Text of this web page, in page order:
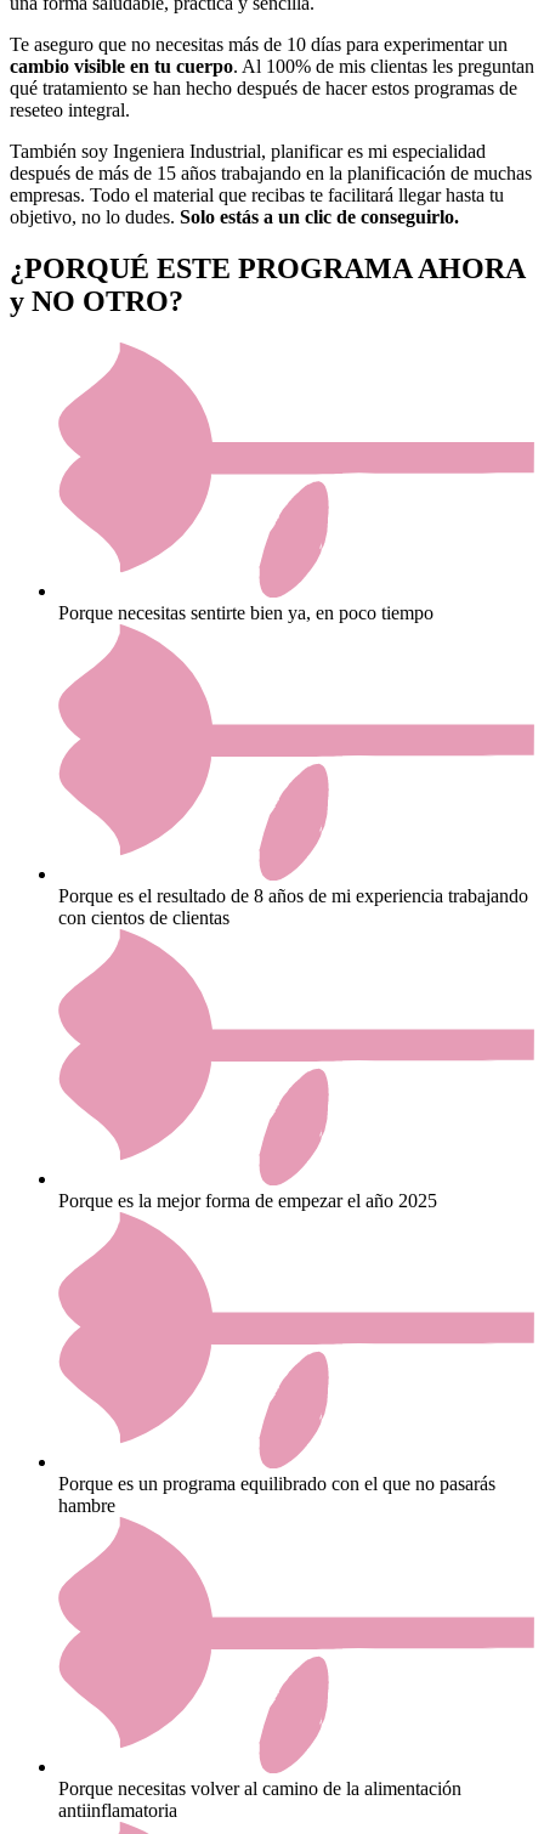
Te aseguro que no necesitas más de 10 días para experimentar un
cambio visible en tu cuerpo. Al 100% de mis clientas les preguntan
qué tratamiento se han hecho después de hacer estos programas de
reseteo integral.
También soy Ingeniera Industrial, planificar es mi especialidad
después de más de 15 años trabajando en la planificación de muchas
empresas. Todo el material que recibas te facilitará llegar hasta tu
objetivo, no lo dudes. Solo estás a un clic de conseguirlo.
¿PORQUÉ ESTE PROGRAMA AHORA
y NO OTRO?
Porque necesitas sentirte bien ya, en poco tiempo
Porque es el resultado de 8 años de mi experiencia trabajando
con cientos de clientas
Porque es la mejor forma de empezar el año 2025
Porque es un programa equilibrado con el que no pasarás
hambre
Porque necesitas volver al camino de la alimentación
antiinflamatoria